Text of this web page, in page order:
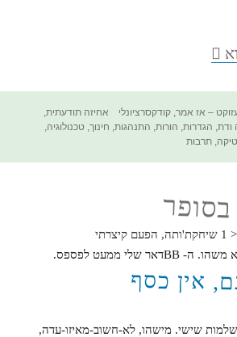
חסר*
– אז אמר,קודקסרציונלי תגיות
אחיזה תודעתית,
ודת, הגדרות, הורות, התנהגות, חינוך, טכנולוגיה,
,תרבות
< 1
שיחקת'ותה, הפעם קיצרתי
אין כסף
שישי. מישהו, לא-חשוב-מאיזו-עדה,